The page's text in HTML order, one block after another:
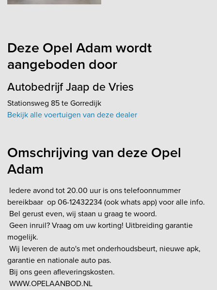
Deze Opel Adam wordt
aangeboden door
Autobedrijf Jaap de Vries
Stationsweg 85 te Gorredijk
Bekijk alle voertuigen van deze dealer
Omschrijving van deze Opel
Adam
Iedere avond tot 20.00 uur is ons telefoonnummer
bereikbaar op 06-12432234 (ook whats app) voor alle info.
Bel gerust even, wij staan u graag te woord.
Geen inruil? Vraag om uw korting! Uitbreiding garantie
mogelijk.
Wij leveren de auto's met onderhoudsbeurt, nieuwe apk,
garantie en nationale auto pas.
Bij ons geen afleveringskosten.
WWW.OPELAANBOD.NL